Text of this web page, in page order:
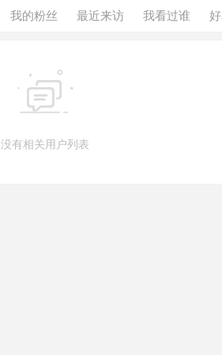
我的粉丝 最近来访 我看过谁

没有相关用户列表